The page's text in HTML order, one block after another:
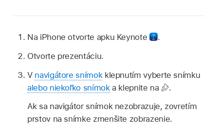
Na iPhone otvorte apku Keynote
.
Otvorte prezentáciu.
V navigátore snímokklepnutím vyberte snímku
alebo niekoľko snímoka klepnite na
.
Ak sa navigátor snímok nezobrazuje, zovretím
prstov na snímke zmenšite zobrazenie.